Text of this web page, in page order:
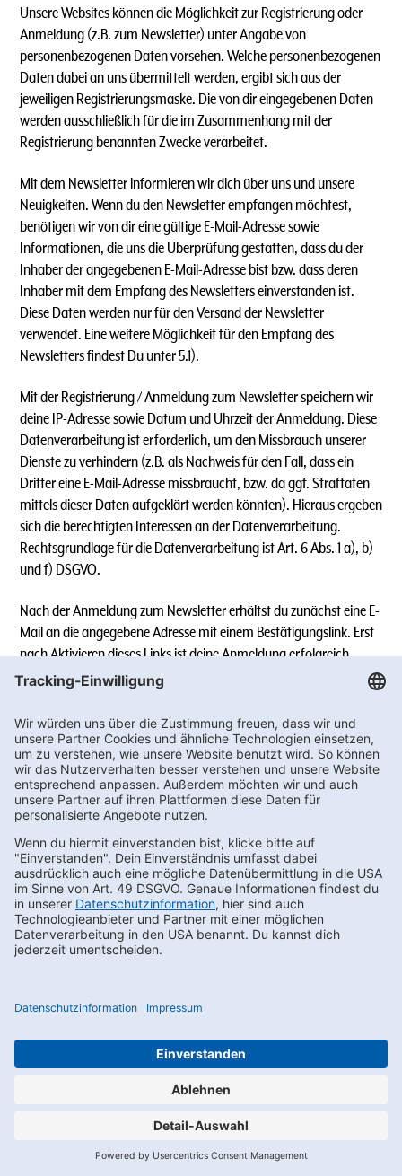
Unsere Websites können die Möglichkeit zur Registrierung oder
Anmeldung (z.B. zum Newsletter) unter Angabe von
personenbezogenen Daten vorsehen. Welche personenbezogenen
Daten dabei an uns übermittelt werden, ergibt sich aus der
jeweiligen Registrierungsmaske. Die von dir eingegebenen Daten
werden ausschließlich für die im Zusammenhang mit der
Registrierung benannten Zwecke verarbeitet.
Mit dem Newsletter informieren wir dich über uns und unsere
Neuigkeiten. Wenn du den Newsletter empfangen möchtest,
benötigen wir von dir eine gültige E-Mail-Adresse sowie
Informationen, die uns die Überprüfung gestatten, dass du der
Inhaber der angegebenen E-Mail-Adresse bist bzw. dass deren
Inhaber mit dem Empfang des Newsletters einverstanden ist.
Diese Daten werden nur für den Versand der Newsletter
verwendet. Eine weitere Möglichkeit für den Empfang des
Newsletters findest Du unter 5.1).
Mit der Registrierung / Anmeldung zum Newsletter speichern wir
deine IP-Adresse sowie Datum und Uhrzeit der Anmeldung. Diese
Datenverarbeitung ist erforderlich, um den Missbrauch unserer
Dienste zu verhindern (z.B. als Nachweis für den Fall, dass ein
Dritter eine E-Mail-Adresse missbraucht, bzw. da ggf. Straftaten
mittels dieser Daten aufgeklärt werden könnten). Hieraus ergeben
sich die berechtigten Interessen an der Datenverarbeitung.
Rechtsgrundlage für die Datenverarbeitung ist Art. 6 Abs. 1 a), b)
und f) DSGVO.
Nach der Anmeldung zum Newsletter erhältst du zunächst eine E-
Mail an die angegebene Adresse mit einem Bestätigungslink. Erst
nach Aktivieren dieses Links ist deine Anmeldung erfolgreich.
Sollte der Link in dem angegebenen Zeitraum nicht aktiviert
5.1.) Newsletter-Versand über WhatsApp
Du kannst den Newsletter auch über WhatsApp abonnieren,
indem Du den dafür vorgesehenen QR-Code scannst. Nach der
Anmeldung zum Newsletter erhältst du zunächst eine Nachricht
im Chat mit einem Bestätigungsfenster. Erst nach Aktivieren ist
deine Anmeldung erfolgreich. Sollte der Link in dem angegebenen
Zeitraum nicht aktiviert werden, werden die angegebenen Daten
wieder gelöscht.
im Rahmen eines Auftragsverarbeitungsvertrages.
Die Nutzung von WhatsApp unterliegt allein den von Dir mit
Nutzungsbedingungen von WhatsApp liegen uns durch Deine
Kontaktaufnahme Deine Telefonnummer und Dein Username